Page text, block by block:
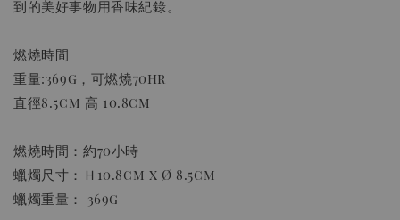
到的美好事物用香味紀錄。
燃燒時間
重量:369g，可燃燒70hr
直徑8.5cm 高 10.8cm
燃燒時間：約70小時
蠟燭尺寸：Ｈ10.8cm x Ø 8.5cm
蠟燭重量： 369g